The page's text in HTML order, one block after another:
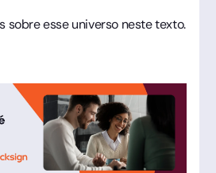
sobre esse universo neste texto.